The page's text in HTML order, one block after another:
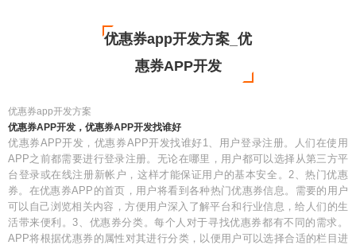
优惠券app开发方案_优
惠券APP开发
优惠券app开发方案
优惠券APP开发，优惠券APP开发找谁好
优惠券APP开发，优惠券APP开发找谁好1、用户登录注册。人们在使用
APP之前都需要进行登录注册。无论在哪里，用户都可以选择从第三方平
台登录或在线注册新帐户，这样才能保证用户的基本安全。2、热门优惠
券。在优惠券APP的首页，用户将看到各种热门优惠券信息。需要的用户
可以自己浏览相关内容，方便用户深入了解平台和行业信息，给人们的生
活带来便利。3、优惠券分类。每个人对于寻找优惠券都有不同的需求。
APP将根据优惠券的属性对其进行分类，以便用户可以选择合适的栏目进